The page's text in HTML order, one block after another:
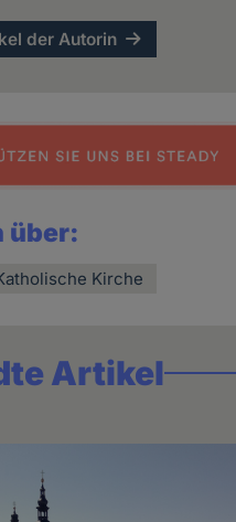
der Autorin
über:
Kirche
Artikel